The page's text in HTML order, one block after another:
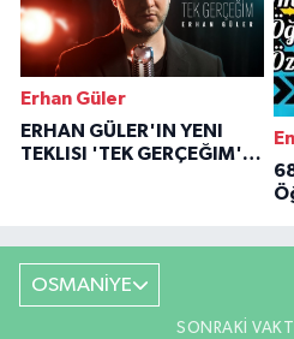
Erhan Güler
ERHAN GÜLER'IN YENI
TEKLISI 'TEK GERÇEĞIM'LE
OSMANİYE
SONRAKI